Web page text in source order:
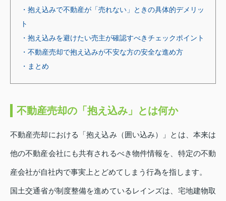
・抱え込みで不動産が「売れない」ときの具体的デメリッ
ト
・抱え込みを避けたい売主が確認すべきチェックポイント
・不動産売却で抱え込みが不安な方の安全な進め方
・まとめ
不動産売却の「抱え込み」とは何か
不動産売却における「抱え込み（囲い込み）」とは、本来は
他の不動産会社にも共有されるべき物件情報を、特定の不動
産会社が自社内で事実上とどめてしまう行為を指します。
国土交通省が制度整備を進めているレインズは、宅地建物取